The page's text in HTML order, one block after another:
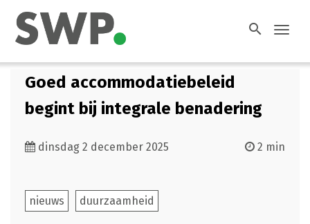
search
Goed accommodatiebeleid
begint bij integrale benadering
dinsdag 2 december 2025 2 min
nieuws duurzaamheid